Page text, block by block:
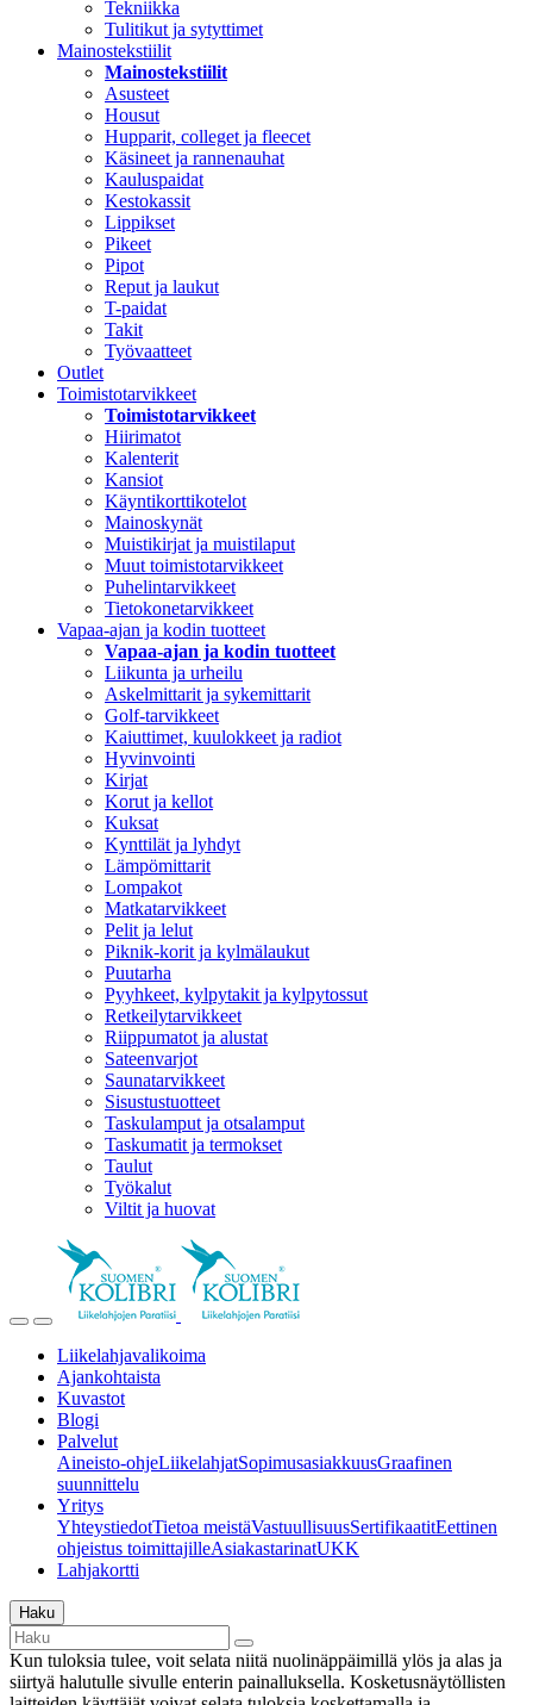
Tekniikka
Tulitikut ja sytyttimet
Mainostekstiilit
Mainostekstiilit
Asusteet
Housut
Hupparit, colleget ja fleecet
Käsineet ja rannenauhat
Kauluspaidat
Kestokassit
Lippikset
Pikeet
Pipot
Reput ja laukut
T-paidat
Takit
Työvaatteet
Outlet
Toimistotarvikkeet
Toimistotarvikkeet
Hiirimatot
Kalenterit
Kansiot
Käyntikorttikotelot
Mainoskynät
Muistikirjat ja muistilaput
Muut toimistotarvikkeet
Puhelintarvikkeet
Tietokonetarvikkeet
Vapaa-ajan ja kodin tuotteet
Vapaa-ajan ja kodin tuotteet
Liikunta ja urheilu
Askelmittarit ja sykemittarit
Golf-tarvikkeet
Kaiuttimet, kuulokkeet ja radiot
Hyvinvointi
Kirjat
Korut ja kellot
Kuksat
Kynttilät ja lyhdyt
Lämpömittarit
Lompakot
Matkatarvikkeet
Pelit ja lelut
Piknik-korit ja kylmälaukut
Puutarha
Pyyhkeet, kylpytakit ja kylpytossut
Retkeilytarvikkeet
Riippumatot ja alustat
Sateenvarjot
Saunatarvikkeet
Sisustustuotteet
Taskulamput ja otsalamput
Taskumatit ja termokset
Taulut
Työkalut
Viltit ja huovat
Liikelahjavalikoima
Ajankohtaista
Kuvastot
Blogi
Palvelut
Aineisto-ohjeLiikelahjatSopimusasiakkuusGraafinen
suunnittelu
Yritys
YhteystiedotTietoa meistäVastuullisuusSertifikaatitEettinen
ohjeistus toimittajilleAsiakastarinatUKK
Lahjakortti
Haku
Kun tuloksia tulee, voit selata niitä nuolinäppäimillä ylös ja alas ja
siirtyä halutulle sivulle enterin painalluksella. Kosketusnäytöllisten